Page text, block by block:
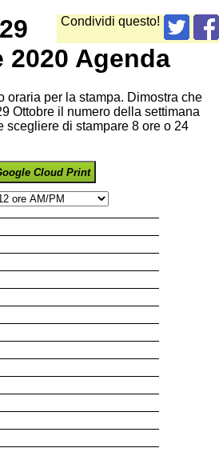
Condividi questo!
2020 Agenda
oraria per la stampa. Dimostra che
Ottobre il numero della settimana
scegliere di stampare 8 ore o 24
Cloud Print